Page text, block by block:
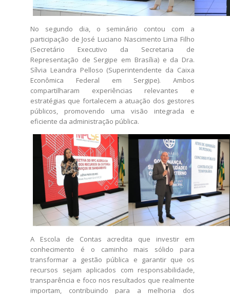
No segundo dia, o seminário contou com a
participação de José Luciano Nascimento Lima Filho
(Secretário Executivo da Secretaria de
Representação de Sergipe em Brasília) e da Dra.
Sílvia Leandra Pelloso (Superintendente da Caixa
Econômica Federal em Sergipe). Ambos
compartilharam experiências relevantes e
estratégias que fortalecem a atuação dos gestores
públicos, promovendo uma visão integrada e
eficiente da administração pública.
A Escola de Contas acredita que investir em
conhecimento é o caminho mais sólido para
transformar a gestão pública e garantir que os
recursos sejam aplicados com responsabilidade,
transparência e foco nos resultados que realmente
importam, contribuindo para a melhoria dos